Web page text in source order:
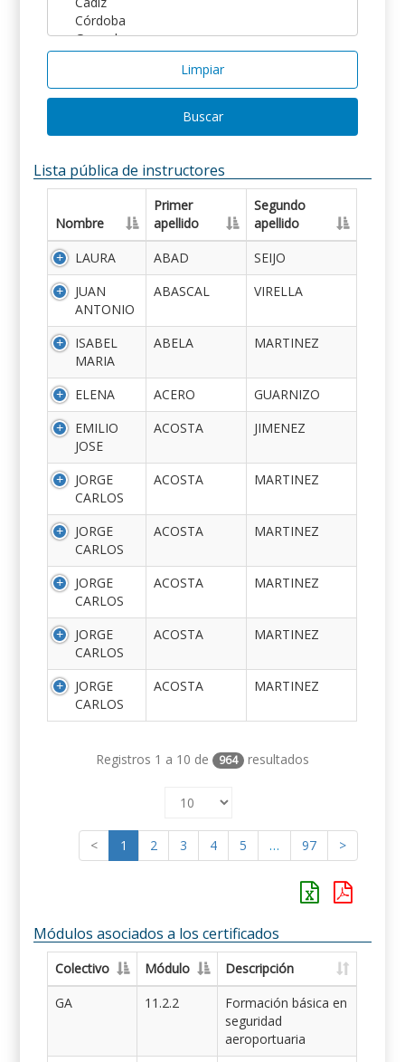
Limpiar
Buscar
Lista pública de instructores
Nombre
Primer
apellido
Segundo
apellido
LAURA
ABAD
SEIJO
JUAN
ANTONIO
ABASCAL VIRELLA
ISABEL
MARIA
ABELA MARTINEZ
ELENA ACERO
GUARNIZO
EMILIO
JOSE
ACOSTA JIMENEZ
JORGE
CARLOS
ACOSTA MARTINEZ
JORGE
CARLOS
ACOSTA MARTINEZ
JORGE
CARLOS
ACOSTA MARTINEZ
JORGE
CARLOS
ACOSTA MARTINEZ
JORGE
CARLOS
ACOSTA MARTINEZ
Registros 1 a 10 de 964 resultados
< 1 2 3 4 5 … 97 >
Módulos asociados a los certificados
Colectivo Módulo
Descripción
GA
11.2.2
Formación básica en
seguridad
aeroportuaria